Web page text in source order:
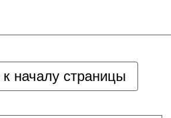
началу страницы